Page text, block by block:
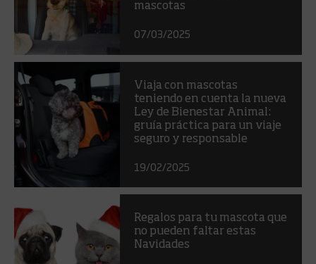
mascotas
07/03/2025
Viaja con mascotas
teniendo en cuenta la nueva
Ley de Bienestar Animal:
gruía práctica para un viaje
seguro y responsable
19/02/2025
Regalos para tu mascota que
no pueden faltar estas
Navidades